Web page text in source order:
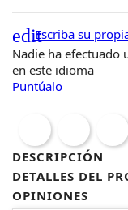
editEscriba su
Nadie ha efectuado
en este idioma
Puntúalo
DESCRIPCIÓN
DETALLES DEL
OPINIONES